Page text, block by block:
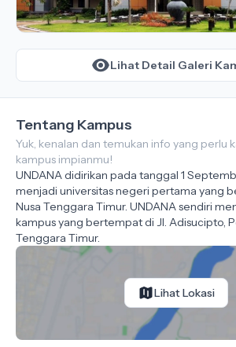
Lihat Detail Galeri
Tentang Kampus
Yuk, kenalan dan temukan info yang perlu
kampus impianmu!
UNDANA didirikan pada tanggal 1
menjadi universitas negeri pertama yang
Nusa Tenggara Timur. UNDANA sendiri
kampus yang bertempat di Jl. Adisucipto,
Tenggara Timur.
Lihat Lokasi